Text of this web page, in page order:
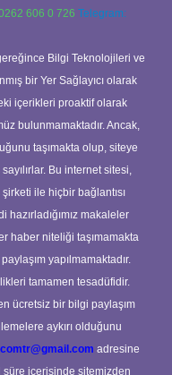
606 0 726 Telegram:
Bilgi Teknolojileri ve
bir Yer Sağlayıcı olarak
içerikleri proaktif olarak
bulunmamaktadır. Ancak,
taşımakta olup, siteye
Bu internet sitesi,
ile hiçbir bağlantısı
hazırladığımız makaleler
haber niteliği taşımamakta
yapılmamaktadır.
tamamen tesadüfidir.
ücretsiz bir bilgi paylaşım
aykırı olduğunu
adresine
içerisinde sitemizden